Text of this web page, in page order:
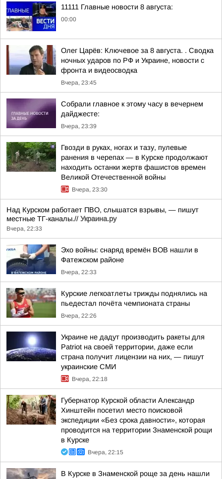
11111 Главные новости 8 августа:
00:00
Олег Царёв: Ключевое за 8 августа. . Сводка
ночных ударов по РФ и Украине, новости с
фронта и видеосводка
Вчера, 23:45
Собрали главное к этому часу в вечернем
дайджесте:
Вчера, 23:39
Гвозди в руках, ногах и тазу, пулевые
ранения в черепах — в Курске продолжают
находить останки жертв фашистов времен
Великой Отечественной войны
Вчера, 23:30
Над Курском работает ПВО, слышатся взрывы, — пишут
местные ТГ-каналы.// Украина.ру
Вчера, 22:33
Эхо войны: снаряд времён ВОВ нашли в
Фатежском районе
Вчера, 22:33
Курские легкоатлеты трижды поднялись на
пьедестал почёта чемпионата страны
Вчера, 22:26
Украине не дадут производить ракеты для
Patriot на своей территории, даже если
страна получит лицензии на них, — пишут
украинские СМИ
Вчера, 22:18
Губернатор Курской области Александр
Хинштейн посетил место поисковой
экспедиции «Без срока давности», которая
проводится на территории Знаменской рощи
в Курске
Вчера, 22:15
В Курске в Знаменской роще за день нашли